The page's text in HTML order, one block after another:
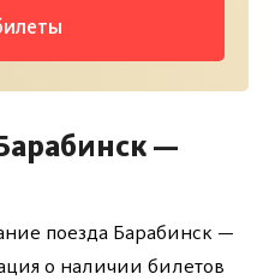
—
поезда Барабинск —
о наличии билетов